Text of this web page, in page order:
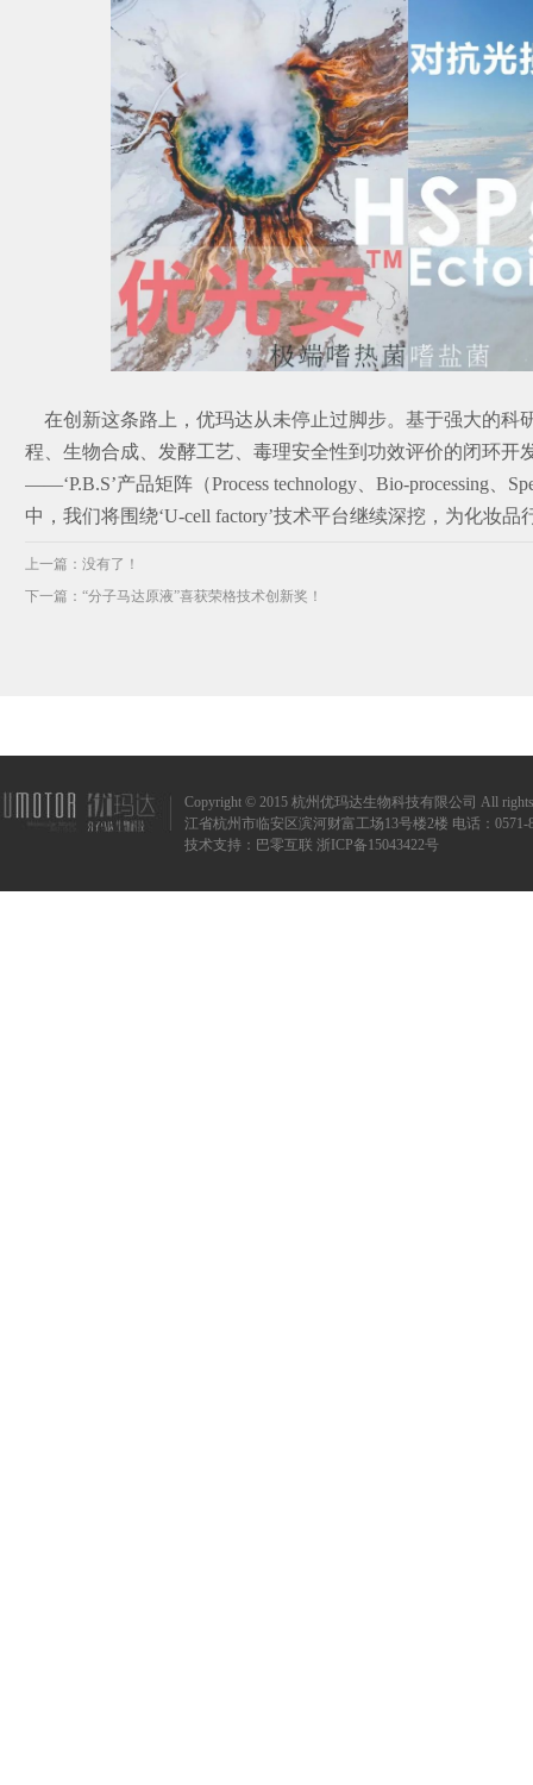
在创新这条路上，优玛达从未停止过脚步。基于强大的科
程、生物合成、发酵工艺、毒理安全性到功效评价的闭环开
——‘P.B.S’产品矩阵（Process technology、Bio-processing、
中，我们将围绕‘U-cell factory’技术平台继续深挖，为化妆品
上一篇：没有了！
下一篇： “分子马达原液”喜获荣格技术创新奖！
Copyright © 2015 杭州优玛达生物科技有限公司 All rights
江省杭州市临安区滨河财富工场13号楼2楼 电话：0571-
技术支持： 巴零互联 浙ICP备15043422号